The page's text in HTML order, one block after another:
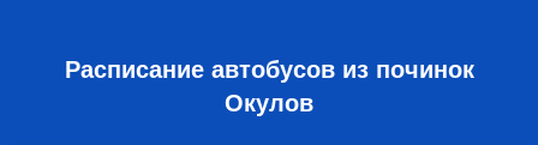
Расписание автобусов из починок
Окулов